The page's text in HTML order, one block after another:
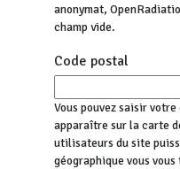
anonymat,
champ vide.
Code postal
Vous pouvez saisir
apparaître sur la carte
utilisateurs du site
géographique vous